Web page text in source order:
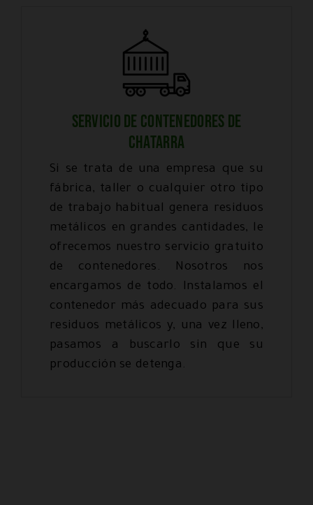
SERVICIO DE CONTENEDORES DE
CHATARRA
Si se trata de una empresa que su
fábrica, taller o cualquier otro tipo
de trabajo habitual genera residuos
metálicos en grandes cantidades, le
ofrecemos nuestro servicio gratuito
de contenedores. Nosotros nos
encargamos de todo. Instalamos el
contenedor más adecuado para sus
residuos metálicos y, una vez lleno,
pasamos a buscarlo sin que su
producción se detenga.